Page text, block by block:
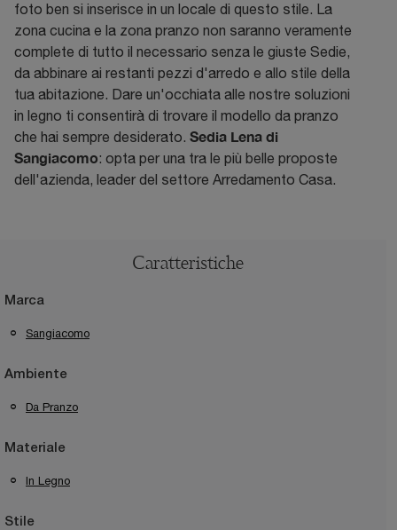
foto ben si inserisce in un locale di questo stile. La
zona cucina e la zona pranzo non saranno veramente
complete di tutto il necessario senza le giuste Sedie,
da abbinare ai restanti pezzi d'arredo e allo stile della
tua abitazione. Dare un'occhiata alle nostre soluzioni
in legno ti consentirà di trovare il modello da pranzo
che hai sempre desiderato. Sedia Lena di
Sangiacomo: opta per una tra le più belle proposte
dell'azienda, leader del settore Arredamento Casa.
Caratteristiche
Marca
Sangiacomo
Ambiente
Da Pranzo
Materiale
In Legno
Stile